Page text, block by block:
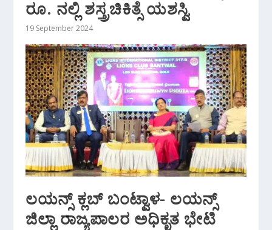
ರೂ. ನಲ್ಲಿ ಶಸ್ತ್ರಚಿಕಿತ್ಸೆ ಯಶಸ್ವಿ
19 September 2024
ಲಯನ್ಸ್ ಕ್ಲಬ್ ಬಂಟ್ವಾಳ- ಲಯನ್ಸ್
ಜಿಲ್ಲಾ ರಾಜ್ಯಪಾಲರ ಅಧಿಕೃತ ಭೇಟಿ